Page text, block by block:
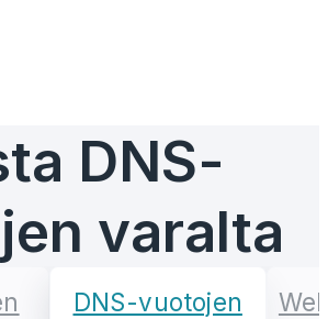
DNS-
varalta
DNS-vuotojen